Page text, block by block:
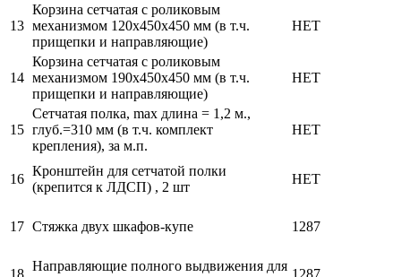
13
Корзина сетчатая с роликовым
механизмом 120х450х450 мм (в т.ч.
прищепки и направляющие)
НЕТ
14
Корзина сетчатая с роликовым
механизмом 190х450х450 мм (в т.ч.
прищепки и направляющие)
НЕТ
15
Сетчатая полка, max длина = 1,2 м.,
глуб.=310 мм (в т.ч. комплект
крепления), за м.п.
НЕТ
16
Кронштейн для сетчатой полки
(крепится к ЛДСП) , 2 шт
НЕТ
17 Стяжка двух шкафов-купе 1287
Направляющие полного выдвижения для